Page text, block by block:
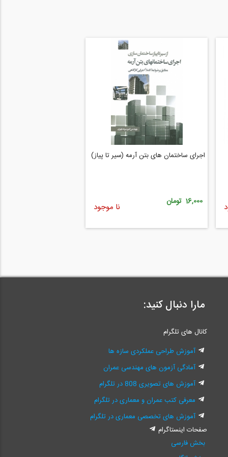
اجرای ساختمان های بتن آرمه (سیر تا پیاز)
16,000 تومان نا موجود
مارا دنبال کنید:
کانال های تلگرام
آموزش طراحی عملکردی سازه ها
آمادگی آزمون های مهندسی عمران
آموزش های تصویری 808 در تلگرام
معرفی کتب عمران و معماری در تلگرام
آموزش های تخصصی معماری در تلگرام
صفحات اینستاگرام
بخش فارسی